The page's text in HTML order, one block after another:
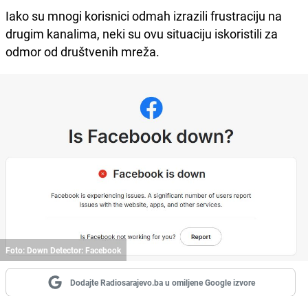
Iako su mnogi korisnici odmah izrazili frustraciju na
drugim kanalima, neki su ovu situaciju iskoristili za
odmor od društvenih mreža.
Foto: Down Detector: Facebook
Dodajte Radiosarajevo.ba u omiljene Google izvore